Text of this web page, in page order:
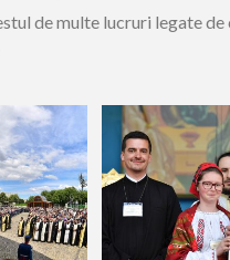
de multe lucruri legate